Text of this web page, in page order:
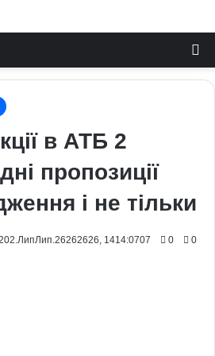
в АТБ 2
пропозиції
і не тільки
1414:0707 0 0